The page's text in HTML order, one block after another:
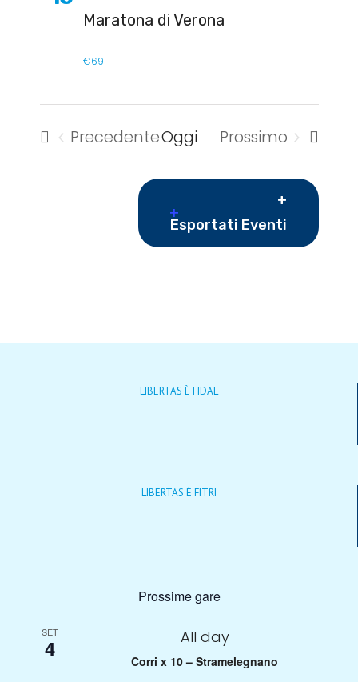
Maratona di Verona
€69
PrecedenteOggi
Prossimo
Esportati Eventi
LIBERTAS È FIDAL
LIBERTAS È FITRI
Prossime gare
SET
4 All day
Corri x 10 – Stramelegnano